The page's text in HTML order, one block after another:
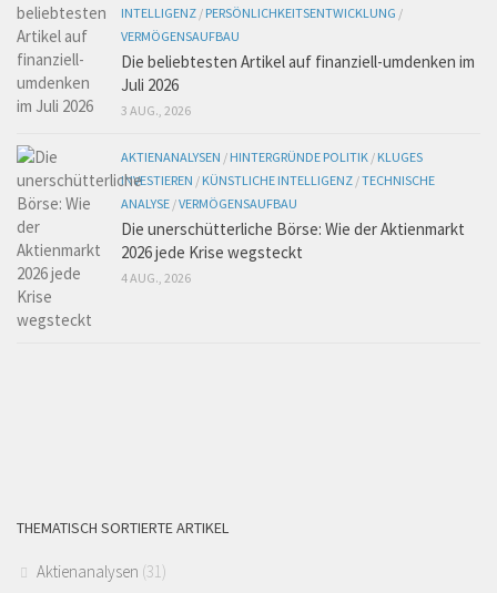
INTELLIGENZ / PERSÖNLICHKEITSENTWICKLUNG /
VERMÖGENSAUFBAU
Die beliebtesten Artikel auf finanziell-umdenken im
Juli 2026
3 AUG., 2026
AKTIENANALYSEN / HINTERGRÜNDE POLITIK / KLUGES
INVESTIEREN / KÜNSTLICHE INTELLIGENZ /TECHNISCHE
ANALYSE /VERMÖGENSAUFBAU
Die unerschütterliche Börse: Wie der Aktienmarkt
2026 jede Krise wegsteckt
4 AUG., 2026
THEMATISCH SORTIERTE ARTIKEL
Aktienanalysen (31)